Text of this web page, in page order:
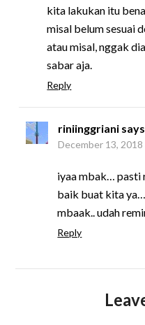
kita lakukan itu
misal belum sesuai
atau misal, nggak
sabar aja.
Reply
riniinggriani
December 13,
iyaa mbak… pasti
baik buat kita
mbaak.. udah
Reply